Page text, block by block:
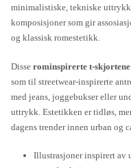
minimalistiske, tekniske
komposisjoner som gir
og klassisk romestetikk.
Disse rominspirerte t-skjortene
som til streetwear-inspirerte
med jeans, joggebukser eller
uttrykk. Estetikken er tidløs,
dagens trender innen urban og
Illustrasjoner inspirert av